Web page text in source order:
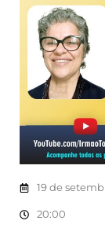
19 de
20:00